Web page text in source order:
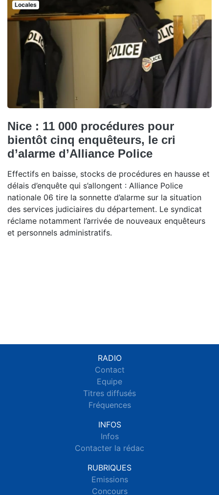
Locales
Nice : 11 000 procédures pour
bientôt cinq enquêteurs, le cri
d’alarme d’Alliance Police
Effectifs en baisse, stocks de procédures en hausse et
délais d’enquête qui s’allongent : Alliance Police
nationale 06 tire la sonnette d’alarme sur la situation
des services judiciaires du département. Le syndicat
réclame notamment l’arrivée de nouveaux enquêteurs
et personnels administratifs.
RADIO
Contact
Equipe
Titres diffusés
Fréquences
INFOS
Infos
Contacter la rédac
RUBRIQUES
Emissions
Concours